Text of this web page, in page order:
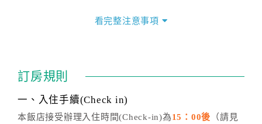
價」之當日價格為標準。
話方式異動訂單。
※非客服時間之申辦異動，皆為次日計算及辦理。
五、客服時間
看完整注意事項
訂房規則
一、入住手續(Check in)
本飯店接受辦理入住時間(Check-in)為15：00後 （請見